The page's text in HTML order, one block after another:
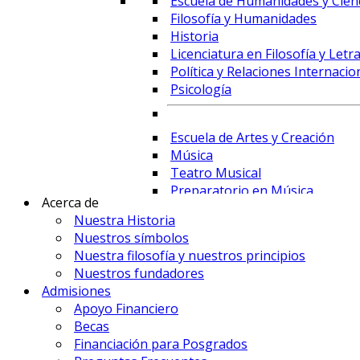
Filosofía y Humanidades
Historia
Licenciatura en Filosofía y
Política y Relaciones
Psicología
Escuela de Artes y Creación
Música
Teatro Musical
Preparatorio en Música
Prime Business School
Administración de Empresas y
Contaduría
Finanzas, Fintech y Comercio
Acerca de
Nuestra Historia
Nuestros símbolos
Nuestra filosofía y nuestros principios
Nuestros fundadores
Admisiones
Apoyo Financiero
Becas
Financiación para Posgrados